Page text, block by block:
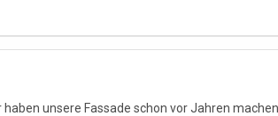
unsere Fassade schon vor Jahren